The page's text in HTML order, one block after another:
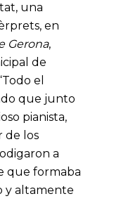
una
en
Gerona,
de
el
que junto
pianista,
de los
a
que formaba
y altamente